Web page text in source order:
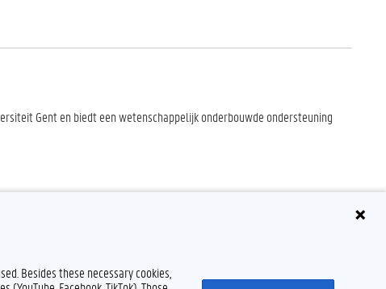
Gent en biedt een wetenschappelijk onderbouwde ondersteuning
Besides these necessary cookies,